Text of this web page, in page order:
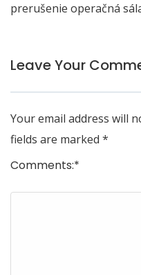
prerušenie operačná
Leave Your
Your email address will
fields are marked *
Comments:*